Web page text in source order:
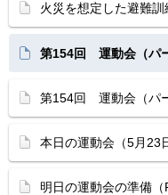
火災を想定した避難訓
第154回 運動会（パ
第154回 運動会（パ
本日の運動会（5月23
明日の運動会の準備（